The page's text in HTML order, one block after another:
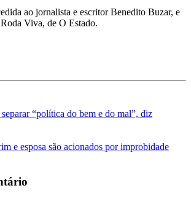
ao jornalista e escritor Benedito Buzar, e
Viva, de O Estado.
“política do bem e do mal”, diz
e esposa são acionados por improbidade